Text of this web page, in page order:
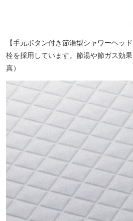
【手元ボタン付き節湯型シャワーヘッ
栓を採用しています。節湯や節ガス効
真）